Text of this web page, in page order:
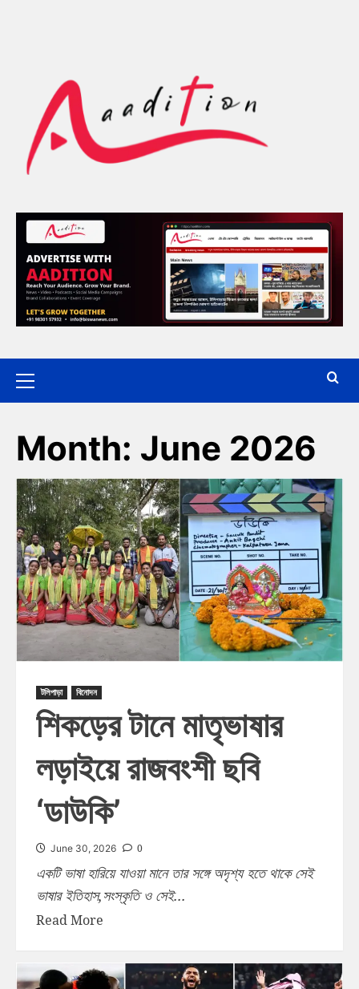
Month: June 2026
টলিপাড়া বিনোদন
শিকড়ের টানে মাতৃভাষার
লড়াইয়ে রাজবংশী ছবি
‘ডাউকি’
June 30, 2026 0
একটি ভাষা হারিয়ে যাওয়া মানে তার সঙ্গে অদৃশ্য হতে থাকে সেই
ভাষার ইতিহাস,সংস্কৃতি ও সেই...
Read More